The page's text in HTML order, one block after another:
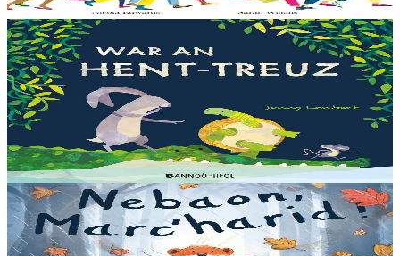
Er stok13,00 €
3 bloaz hag ouzhpenn
Bannoù-heol
War an hent-treuz
Piv a oar peseurt loened a c’haller gwelet er paludoù pa vez an noz
o serriñ ?... N’eus krokodil ebet avat. Peursur eo Logodennig. N’eo
ket ken sur he mignoned...
Er stok13,00 €
3 bloaz hag ouzhpenn
Bannoù-heol
Nebaon, Marc'harid !